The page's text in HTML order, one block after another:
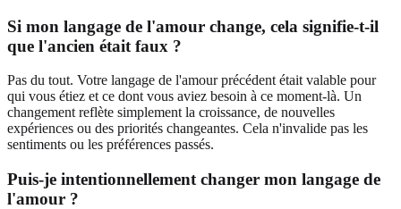
Si mon langage de l'amour change, cela signifie-t-il
que l'ancien était faux ?
Pas du tout. Votre langage de l'amour précédent était valable pour
qui vous étiez et ce dont vous aviez besoin à ce moment-là. Un
changement reflète simplement la croissance, de nouvelles
expériences ou des priorités changeantes. Cela n'invalide pas les
sentiments ou les préférences passés.
Puis-je intentionnellement changer mon langage de
l'amour ?